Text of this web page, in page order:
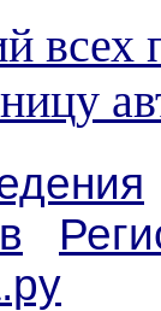
всех